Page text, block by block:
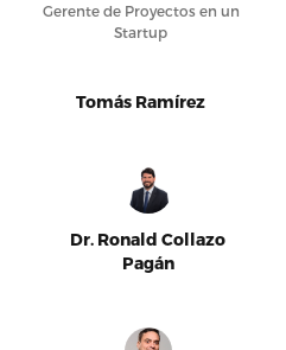
Gerente de Proyectos en un
Startup
Tomás Ramírez
Dr. Ronald Collazo
Pagán